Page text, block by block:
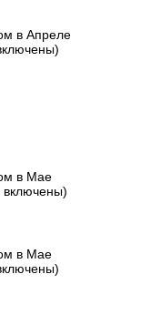
в Апреле
в Мае
включены)
в Мае